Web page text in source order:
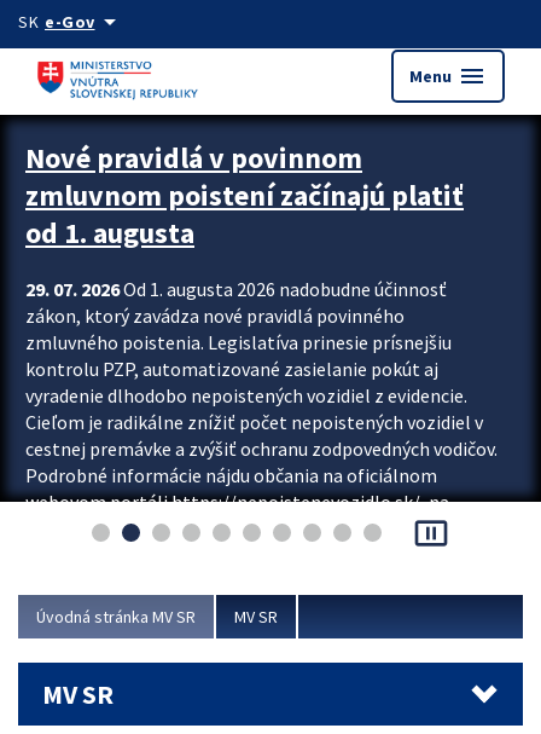
Preskocit na hlavný obsah
SK e-Govarrow_drop_down
Menu menu
Zastavit automatický posun upútavok
Nové pravidlá v povinnom
zmluvnom poistení začínajú platiť
od 1. augusta
29. 07. 2026Od 1. augusta 2026 nadobudne účinnosť
zákon, ktorý zavádza nové pravidlá povinného
zmluvného poistenia. Legislatíva prinesie prísnejšiu
kontrolu PZP, automatizované zasielanie pokút aj
vyradenie dlhodobo nepoistených vozidiel z evidencie.
Cieľom je radikálne znížiť počet nepoistených vozidiel v
cestnej premávke a zvýšiť ochranu zodpovedných vodičov.
Podrobné informácie nájdu občania na oficiálnom
webovom portáli https://nepoistenevozidlo.sk/, na
ktorom od augusta pribudne aj možnosť overiť si...
pause_presentation
Úvodná stránka MV SR MV SR
MV SR